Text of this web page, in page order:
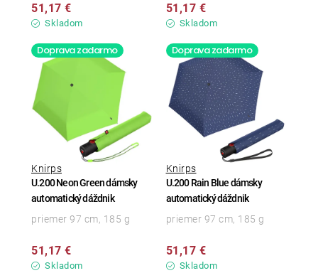
Skladom
51,17 €
Skladom
51,17 €
Doprava zadarmo
U.200 Neon Green dámsky
automatický dáždnik
Knirps
Skladom
51,17 €
priemer 97 cm, 185 g
Doprava zadarmo
U.200 Rain Blue dámsky
automatický dáždnik
Knirps
Skladom
51,17 €
priemer 97 cm, 185 g